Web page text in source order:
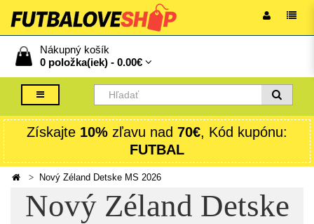
Nákupný košík
0 položka(iek) - 0.00€
Získajte 10% zľavu nad 70€, Kód kupónu:
FUTBAL
Nový Zéland Detske MS 2026
Nový Zéland Detske